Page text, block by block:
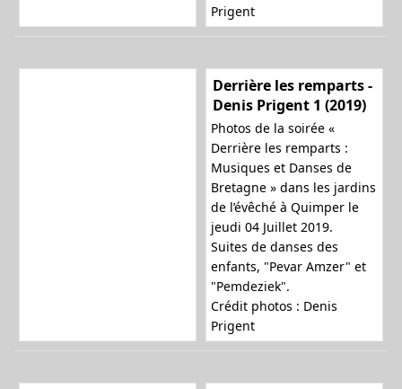
Prigent
Derrière les remparts -
Denis Prigent 1 (2019)
Photos de la soirée «
Derrière les remparts :
Musiques et Danses de
Bretagne » dans les jardins
de l’évêché à Quimper le
jeudi 04 Juillet 2019.
Suites de danses des
enfants, "Pevar Amzer" et
"Pemdeziek".
Crédit photos : Denis
Prigent